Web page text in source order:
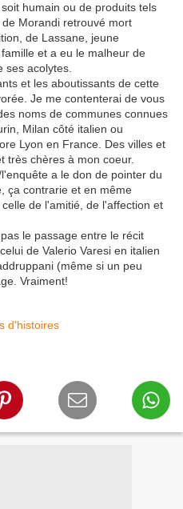
humain ou de produits tels
Morandi retrouvé mort
de Lassane, jeune
et a eu le malheur de
ses acolytes.
et les aboutissants de cette
Je me contenterai de vous
noms de communes connues
Milan côté italien ou
Lyon en France. Des villes et
très chères à mon coeur.
a le don de pointer du
ça contrarie et en même
de l'amitié, de l'affection et
le passage entre le récit
de Valerio Varesi en italien
(même si un peu
Vraiment!
d'histoires